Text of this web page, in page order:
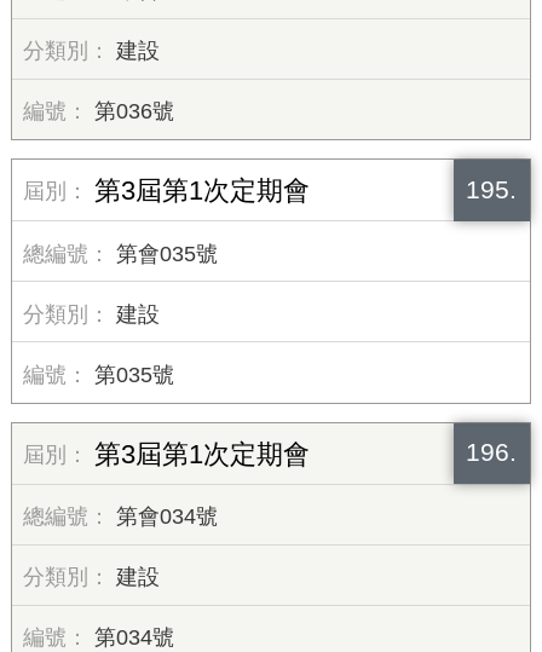
建設
第036號
195.
第3屆第1次定期會
第會035號
建設
第035號
196.
第3屆第1次定期會
第會034號
建設
第034號